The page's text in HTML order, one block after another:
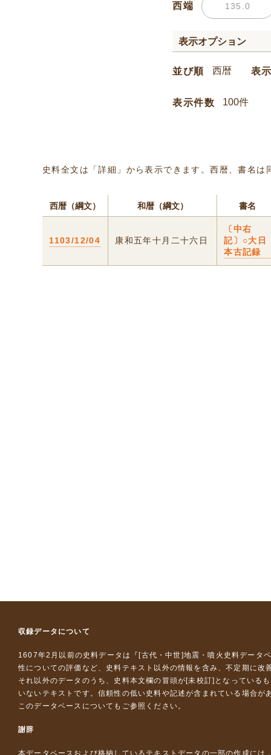
西端
表示オプション
並び順 表
表示件数
史料全文は「詳細」から表示できます。西暦、書名
西暦（綱文） 和暦（綱文） 書名
1103/12/04 康和五年十月二十六日
〔中右
記〕○大日
本古記録
収録データについて
1607年2月以前の史料データは『 [古代・中世]地震・噴火史料データ
性についての評価など、史料テキスト以外の情報を含み、不定期に改
それ以外のデータのうち、史料本文欄の冒頭が[未校訂]となっている
いないテキストです。信頼性の低い史料や記述が含まれている場合が
このデータベースについて もご参照ください。
謝辞
本データベースおよび格納しているテキストデータの一部の作成には